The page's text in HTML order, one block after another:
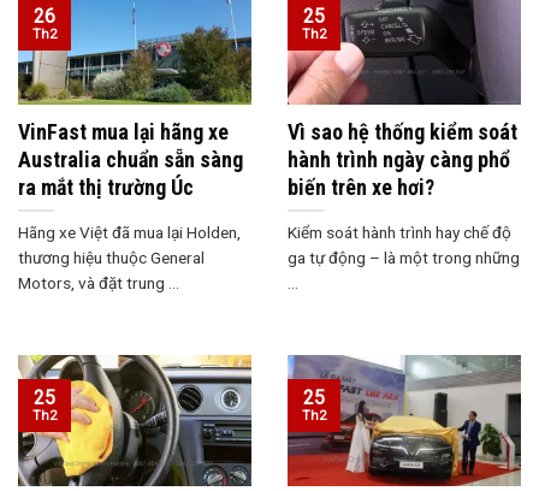
VinFast mua lại hãng xe
Australia chuẩn sẵn sàng
ra mắt thị trường Úc
Hãng xe Việt đã mua lại Holden,
thương hiệu thuộc General
Motors, và đặt trung ...
26
Th2
Vì sao hệ thống kiểm soát
hành trình ngày càng phổ
biến trên xe hơi?
Kiểm soát hành trình hay chế độ
ga tự động – là một trong những
25
Th2
25
Th2
25
Th2